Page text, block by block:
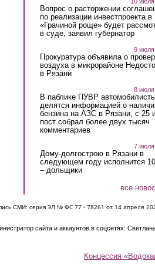
Вопрос о расторжении
по реализации инвестпроекта в
«Грачиной роще» будет
в суде, заявил губернатор
9 июля
Прокуратура объявила о
воздуха в микрорайоне
в Рязани
8 июля
В паблике ПУВР
делятся информацией о
бензина на АЗС в Рязани, с 25
пост собрал более двух тысяч
комментариев
7 июля
Дому-долгострою в Рязани в
следующем году исполнится
– дольщики
все
СМИ: серия ЭЛ № ФС 77 - 78261 от 14 апреля
сайта и аккаунтов в соцсетях:
Концессия